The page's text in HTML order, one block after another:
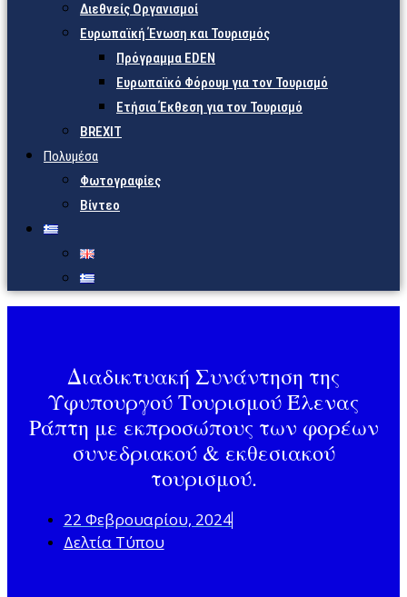
Διεθνείς Οργανισμοί
Ευρωπαϊκή Ένωση και Τουρισμός
Πρόγραμμα EDEN
Ευρωπαϊκό Φόρουμ για τον Τουρισμό
Ετήσια Έκθεση για τον Τουρισμό
BREXIT
Πολυμέσα
Φωτογραφίες
Βίντεο
Διαδικτυακή Συνάντηση της
Υφυπουργού Τουρισμού Έλενας
Ράπτη με εκπροσώπους των φορέων
συνεδριακού & εκθεσιακού
τουρισμού.
22 Φεβρουαρίου, 2024
Δελτία Τύπου